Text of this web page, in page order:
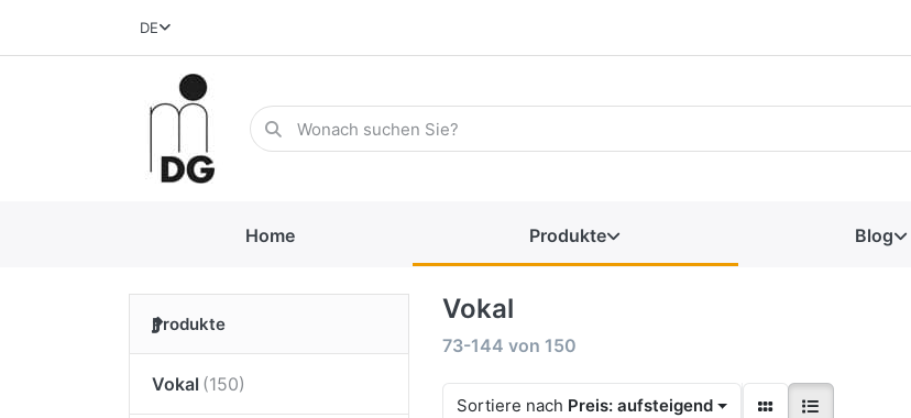
DE
Home Produkte Blog
Produkte
Vokal
Vokal
73-144 von 150
Sortiere nach Preis: aufsteigend